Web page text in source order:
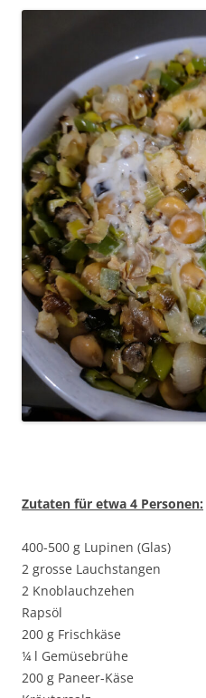
Zutaten für etwa 4 Personen:
400-500 g Lupinen (Glas)
2 grosse Lauchstangen
2 Knoblauchzehen
Rapsöl
200 g Frischkäse
¼ l Gemüsebrühe
200 g Paneer-Käse